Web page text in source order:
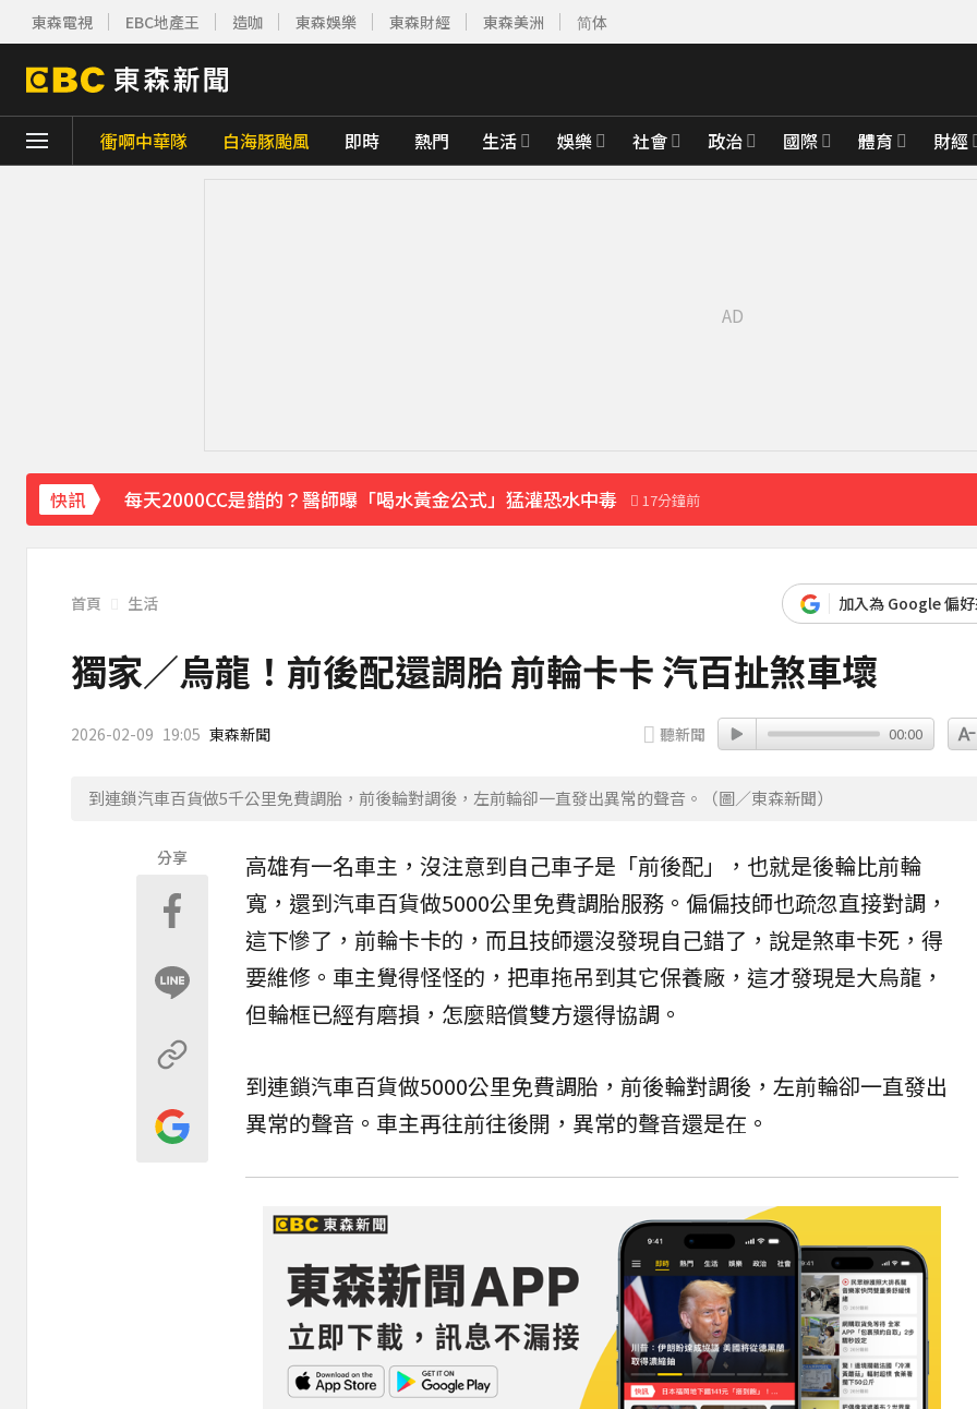
東森電視 EBC地產王 造咖 東森娛樂 東森財經 東森美洲 简体
衝啊中華隊 白海豚颱風 即時 熱門 生活 娛樂 社會 政治 國際 體育 財經
快訊 每天2000CC是錯的？醫師曝「喝水黃金公式」猛灌恐水中毒 17分鐘前
愛玩車／凱旋雙車登場 660新動力更順暢 21分鐘前
律師勾掮客誆「可買BNT疫苗」 詐慈濟10億
台灣讀1科系「後悔率」高達56% 過來人吐心聲 53分鐘前
18歲帥兒離開台灣！前主播蔣雅淇忍淚嘆：最難放手的是媽媽
15年摯愛離世！唐綺陽頭七驚見「驚人畫面」感動喊：真不是蓋的
下載東森App，隨時掌握天下大小事！
TPBL／官宣確定了！林庭謙重磅加盟臺北台新戰神
9分鐘前
首頁 生活 加入為 Google 偏
獨家／烏龍！前後配還調胎 前輪卡卡 汽百扯煞車壞
2026-02-09 19:05 東森新聞 聽新聞 00:00
到連鎖汽車百貨做5千公里免費調胎，前後輪對調後，左前輪卻一直發出異常的聲音。（圖／東森新聞）
分享 高雄有一名車主，沒注意到自己車子是「前後配」，也就是後輪比前輪
寬，還到汽車百貨做5000公里免費調胎服務。偏偏技師也疏忽直接對調，
這下慘了，前輪卡卡的，而且技師還沒發現自己錯了，說是煞車卡死，得
要維修。車主覺得怪怪的，把車拖吊到其它保養廠，這才發現是大烏龍，
但輪框已經有磨損，怎麼賠償雙方還得協調。
到連鎖汽車百貨做5000公里免費調胎，前後輪對調後，左前輪卻一直發出
異常的聲音。車主再往前往後開，異常的聲音還是在。